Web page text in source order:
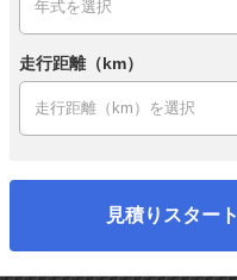
走行距離（km）
見積りスタート